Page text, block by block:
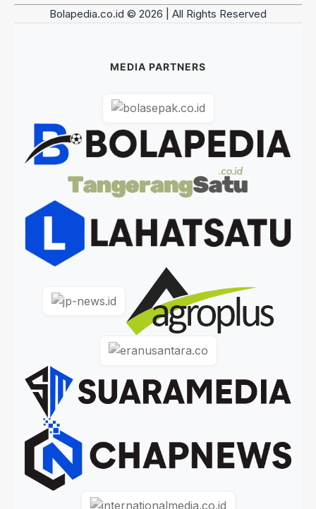
Bolapedia.co.id © 2026 | All Rights Reserved
MEDIA PARTNERS